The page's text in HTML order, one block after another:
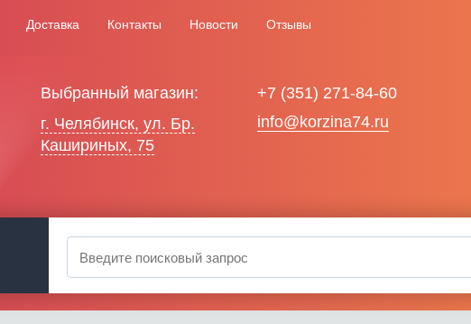
Доставка Контакты Новости Отзывы
Выбранный магазин:
г. Челябинск, ул. Бр.
Кашириных, 75
+7 (351) 271-84-60
info@korzina74.ru